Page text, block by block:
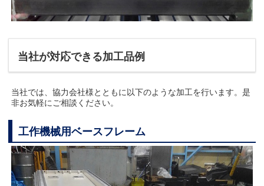
当社が対応できる加工品例
当社では、協力会社様とともに以下のような加工を行います。是
非お気軽にご相談ください。
工作機械用ベースフレーム